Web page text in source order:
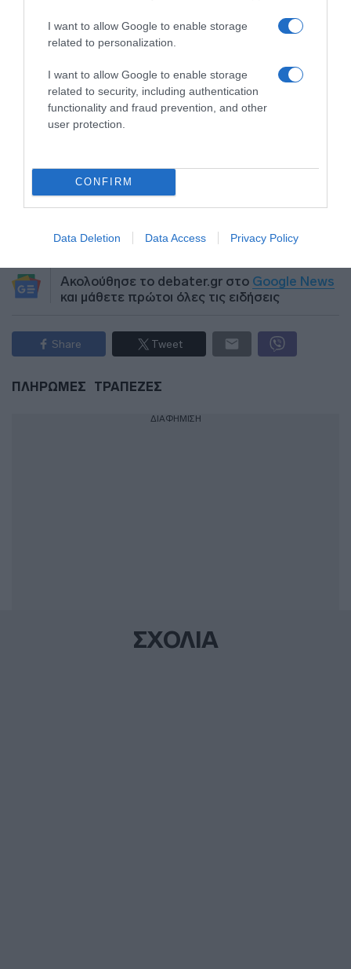
I want to allow Google to enable storage
related to personalization.
I want to allow Google to enable storage
related to security, including authentication
functionality and fraud prevention, and other
user protection.
CONFIRM
Data Deletion Data Access Privacy Policy
Βουλιαγμένη: Πτώση ελικοπτέρου στη
Μαρίνα – Ζωντανοί οι πέντε επιβάτες
(βίντεο)
Πρεμιέρα αύριο για τα “φάρμακα κατ’
Ακολούθησε το debater.gr στο Google News
και μάθετε πρώτοι όλες τις ειδήσεις
Share Tweet
ΠΛΗΡΩΜΕΣ ΤΡΑΠΕΖΕΣ
ΔΙΑΦΗΜΙΣΗ
ΣΧΟΛΙΑ